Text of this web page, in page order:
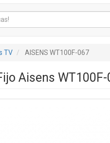
TV AISENS WT100F-067
Aisens